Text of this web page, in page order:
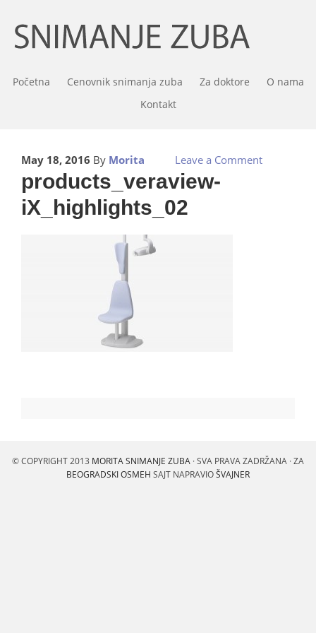
Početna Cenovnik snimanja zuba Za doktore
O nama
Kontakt
May 18, 2016 By Morita Leave a Comment
products_veraview-
iX_highlights_02
© COPYRIGHT 2013 MORITA SNIMANJE ZUBA · SVA PRAVA ZADRŽANA · ZA
BEOGRADSKI OSMEH SAJT NAPRAVIOŠVAJNER